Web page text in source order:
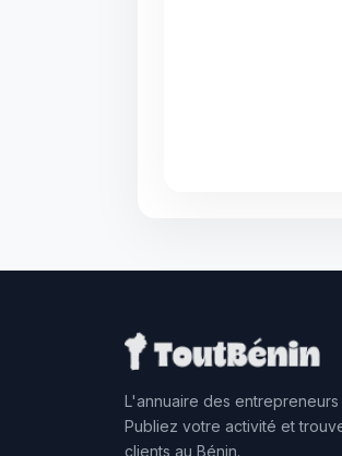
L'annuaire des entrepreneurs
Publiez votre activité et
clients au Bénin.